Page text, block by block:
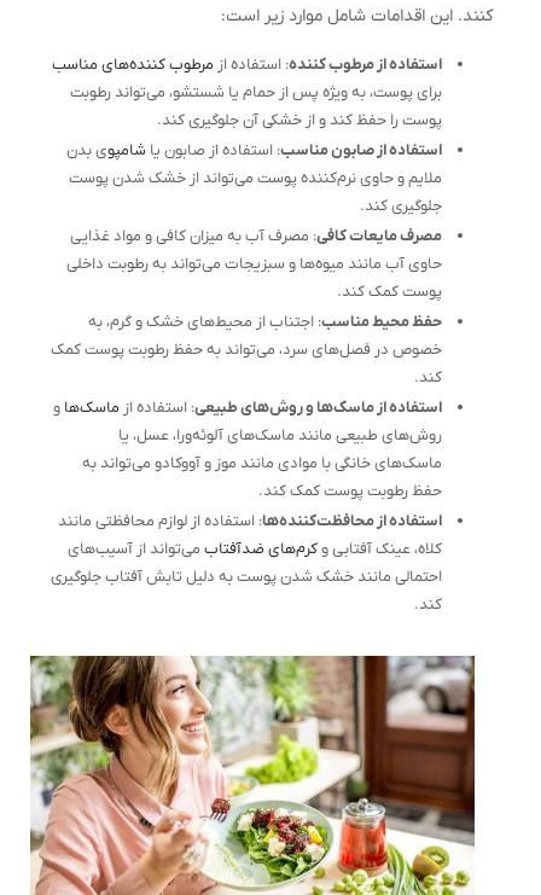
کنند. این اقدامات شامل موارد زیر است:
استفاده از مرطوب کننده: استفاده از مرطوب کننده‌های مناسب
برای پوست، به ویژه پس از حمام یا شستشو، می‌تواند رطوبت
پوست را حفظ کند و از خشکی آن جلوگیری کند.
استفاده از صابون مناسب: استفاده از صابون یا شامپوی بدن
ملایم و حاوی نرم‌کننده پوست می‌تواند از خشک شدن پوست
جلوگیری کند.
مصرف مایعات کافی: مصرف آب به میزان کافی و مواد غذایی
حاوی آب مانند میوه‌ها و سبزیجات می‌تواند به رطوبت داخلی
پوست کمک کند.
حفظ محیط مناسب: اجتناب از محیط‌های خشک و گرم، به
خصوص در فصل‌های سرد، می‌تواند به حفظ رطوبت پوست کمک
کند.
استفاده از ماسک‌ها و روش‌های طبیعی: استفاده از ماسک‌ها و
روش‌های طبیعی مانند ماسک‌های آلوئه‌ورا، عسل، یا
ماسک‌های خانگی با موادی مانند موز و آووکادو می‌تواند به
حفظ رطوبت پوست کمک کند.
استفاده از محافظت‌کننده‌ها: استفاده از لوازم محافظتی مانند
کلاه، عینک آفتابی وکرم‌های ضدآفتاب می‌تواند از آسیب‌های
احتمالی مانند خشک شدن پوست به دلیل تابش آفتاب جلوگیری
کند.